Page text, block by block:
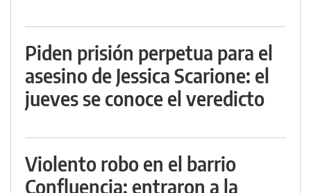
Piden prisión perpetua para el
asesino de Jessica Scarione: el
jueves se conoce el veredicto
Violento robo en el barrio
Confluencia: entraron a la